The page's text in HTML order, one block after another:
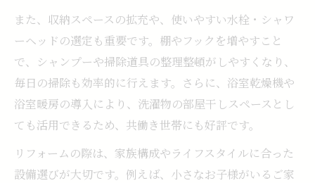
また、収納スペースの拡充や、使いやすい水栓・シャワ
ーヘッドの選定も重要です。棚やフックを増やすこと
で、シャンプーや掃除道具の整理整頓がしやすくなり、
毎日の掃除も効率的に行えます。さらに、浴室乾燥機や
浴室暖房の導入により、洗濯物の部屋干しスペースとし
ても活用できるため、共働き世帯にも好評です。
リフォームの際は、家族構成やライフスタイルに合った
設備選びが大切です。例えば、小さなお子様がいるご家